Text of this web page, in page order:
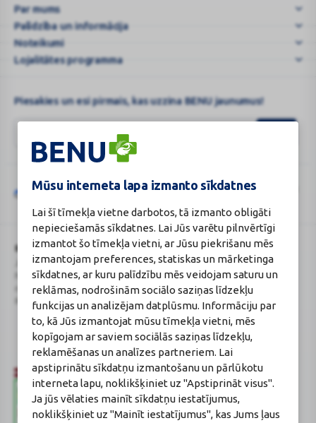
Mūsu interneta lapa izmanto sīkdatnes
Lai šī tīmekļa vietne darbotos, tā izmanto obligāti
nepieciešamās sīkdatnes. Lai Jūs varētu pilnvērtīgi
izmantot šo tīmekļa vietni, ar Jūsu piekrišanu mēs
izmantojam preferences, statiskas un mārketinga
sīkdatnes, ar kuru palīdzību mēs veidojam saturu un
reklāmas, nodrošinām sociālo saziņas līdzekļu
funkcijas un analizējam datplūsmu. Informāciju par
to, kā Jūs izmantojat mūsu tīmekļa vietni, mēs
kopīgojam ar saviem sociālās saziņas līdzekļu,
reklamēšanas un analīzes partneriem. Lai
apstiprinātu sīkdatņu izmantošanu un pārlūkotu
interneta lapu, noklikšķiniet uz "Apstiprināt visus".
Ja jūs vēlaties mainīt sīkdatņu iestatījumus,
noklikšķiniet uz "Mainīt iestatījumus", kas Jums ļaus
|
BENU.LV
–
e-
...
Par mums
Palīdzība un informācija
Noteikumi
Lojalitātes programma
Piesakies un esi pirmais, kas uzzina BENU jaunumus!
Google
reCAPTCHA
Šo vietni aizsargā „reCAPTCHA“, un uz to attiecas „Google“
BENU Aptieka Latvija, SIA
Juridiskā adrese / Faktiskā adrese:
Noliktavu iela 5, Dreiliņi, Stopiņu
novads, LV-2130
Reģistrācijas Nr.: 40003252167
Licence
Licences numurs: A00010
E-aptiekas kontakti
Aptiekas vadītāja:
Sertificēta farmaceite: Jeļena
Gončarova
Reģistrācijas Nr.: F-0834
Sertifikāta Nr.: 215.2025